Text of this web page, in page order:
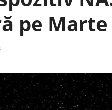
al Chinei: cum a devenit
al Rusiei: de ce rezistă?
și Estul care revine: o realitate
în Uniunea Europeană. Ce ne
nanoparticule
nou cip AI pentru a înlocui
pe Marte